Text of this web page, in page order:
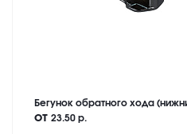
Бегунок обратного хода
от 23.50 р.